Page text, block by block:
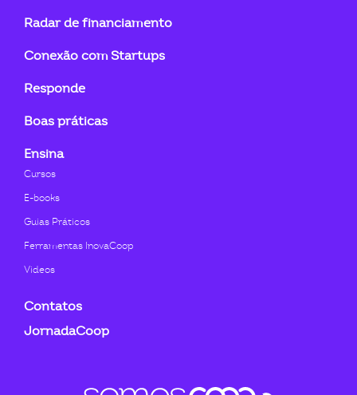
in
Radar de financiamento
Conexão com Startups
Responde
Boas práticas
Ensina
Cursos
E-books
Guias Práticos
Ferramentas InovaCoop
Videos
Contatos
JornadaCoop